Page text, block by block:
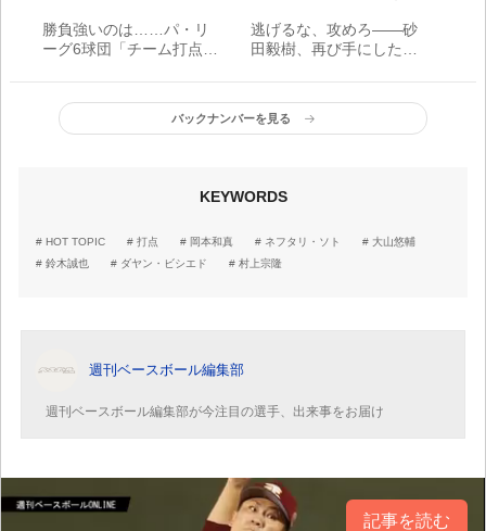
勝負強いのは……パ・リ
ーグ6球団「チーム打点
逃げるな、攻めろ――砂
田毅樹、再び手にした自
in progress -
バックナンバーを見る
KEYWORDS
HOT TOPIC 打点 岡本和真 ネフタリ・ソト
大山悠輔
鈴木誠也
ダヤン・ビシエド 村上宗隆
週刊ベースボール編集部
週刊ベースボール編集部が今注目の選手、出来事をお届け
記事を読む